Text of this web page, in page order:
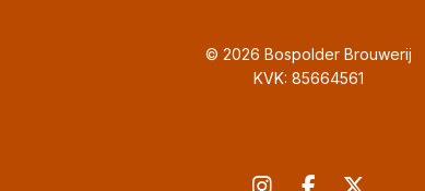
© 2026 Bospolder Brouwerij
KVK: 85664561